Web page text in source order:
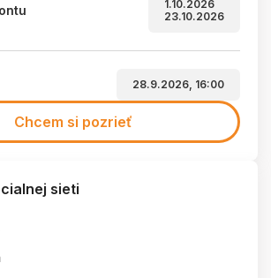
1.10.2026
23.10.2026
28.9.2026, 16:00
Chcem si pozrieť
sieti